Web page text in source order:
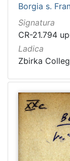
Borgia s.
Signatura
CR-21.794
Ladica
Zbirka